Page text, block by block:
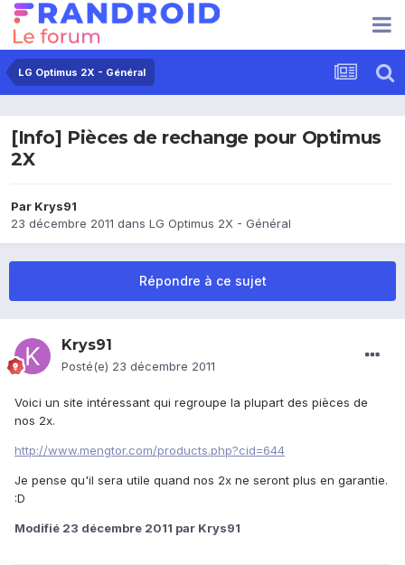
LG Optimus 2X - Général
[Info] Pièces de rechange pour Optimus
2X
Par Krys91
23 décembre 2011 dans LG Optimus 2X - Général
Répondre à ce sujet
Krys91
Posté(e) 23 décembre 2011
Voici un site intéressant qui regroupe la plupart des pièces de
nos 2x.
http://www.mengtor.com/products.php?cid=644
Je pense qu'il sera utile quand nos 2x ne seront plus en garantie.
:D
Modifié 23 décembre 2011 par Krys91